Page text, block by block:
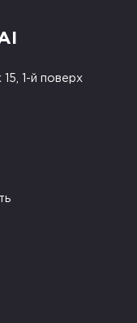
15, 1-й поверх